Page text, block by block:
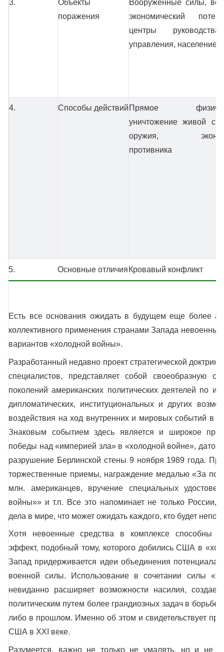
3.
Объекты
поражения
Вооруженные силы,
экономический
центры
управления, население
4. Способы действий Прямое
уничтожение живой
оружия,
противника
5. Основные отличия Кровавый конфликт
Есть все основания ожидать в будущем еще более
коллективного применения странами Запада
вариантов «холодной войны».
Разработанный недавно проект стратегической
специалистов, представляет собой своеобразную
поколений американских политических деятелей по
дипломатических, институциональных и других
воздействия на ход внутренних и мировых событий в
Знаковым событием здесь является и широкое
победы над «империей зла» в «холодной войне», датой
разрушение Берлинской стены 9 ноября 1989 года.
торжественные приемы, награждение медалью «За
млн. американцев, вручение специальных
войны»» и т.п. Все это напоминает не только России,
дела в мире, что может ожидать каждого, кто будет
Хотя невоенные средства в комплексе способны
эффект, подобный тому, которого добились США в
Запад придерживается идеи объединения
военной силы. Использование в сочетании силы
невиданно расширяет возможности насилия,
политическим путем более грандиозных задач в борьбе
либо в прошлом. Именно об этом и свидетельствует
США в XXI веке.
Разумеется, важно не только не умалять, но и не